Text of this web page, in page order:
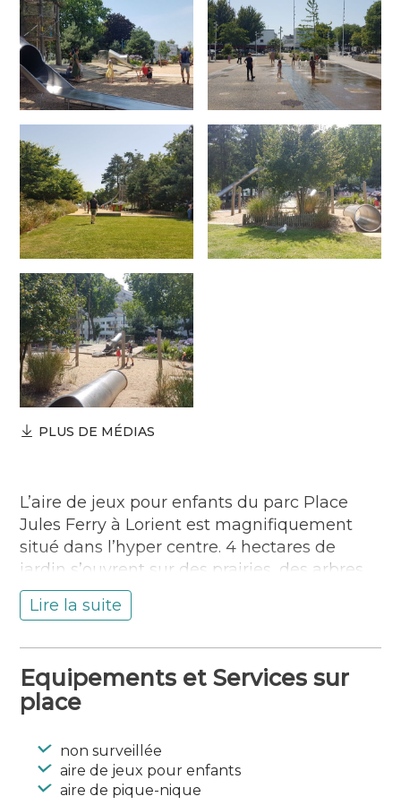
PLUS DE MÉDIAS
L’aire de jeux pour enfants du parc Place
Jules Ferry à Lorient est magnifiquement
situé dans l’hyper centre. 4 hectares de
jardin s’ouvrent sur des prairies, des arbres. .
Aux beaux jours, chaises, tables, jeux sont
mis à la disposition de ses visiteurs pour la
haut, un toboggan tube ainsi que des
balançoires dont l’une peut accueillir des
grands et des petits.
Par temps chaud, petits et grands enfants
pourront patauger, se rafraîchir et jouer avec
Lire la suite
Equipements et Services sur
place
non surveillée
aire de jeux pour enfants
aire de pique-nique